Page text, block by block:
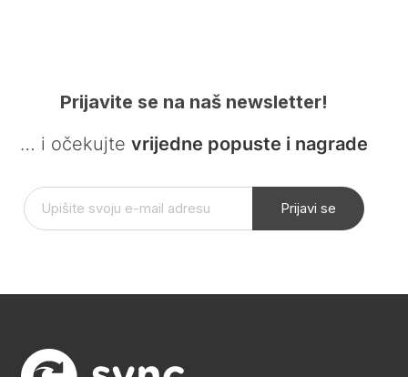
Prijavite se na naš newsletter!
… i očekujte vrijedne popuste i nagrade
Prijavi se